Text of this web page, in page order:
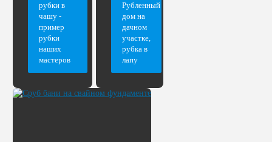
рубки в
чашу -
пример
рубки
наших
мастеров
Рубленный
дом на
дачном
участке,
рубка в
лапу